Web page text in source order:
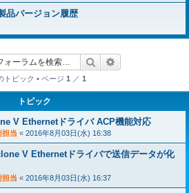
品バージョン履歴
検索
トピック • ページ 1 ／ 1
トピック
V Ethernetドライバ ACP機能対応
当 « 2016年8月03日(水) 16:38
V Ethernetドライバで送信データが化
当 « 2016年8月03日(水) 16:37